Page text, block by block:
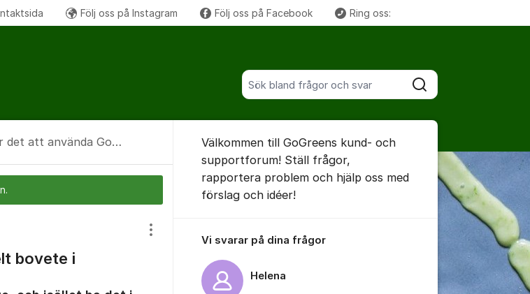
Sök bland alla inlägg
Sök
Följ oss på Instagram Följ oss på Facebook Ring oss:Fler supportlänkar
Går det att använda Gogreen Helt bovete i overnight oats?
bovete i
Visa/dölj inställningar för inlägg/kommentar
Välkommen till GoGreens kund- och
supportforum! Ställ frågor,
rapportera problem och hjälp oss med
förslag och idéer!
Vi svarar på dina frågor
Helena